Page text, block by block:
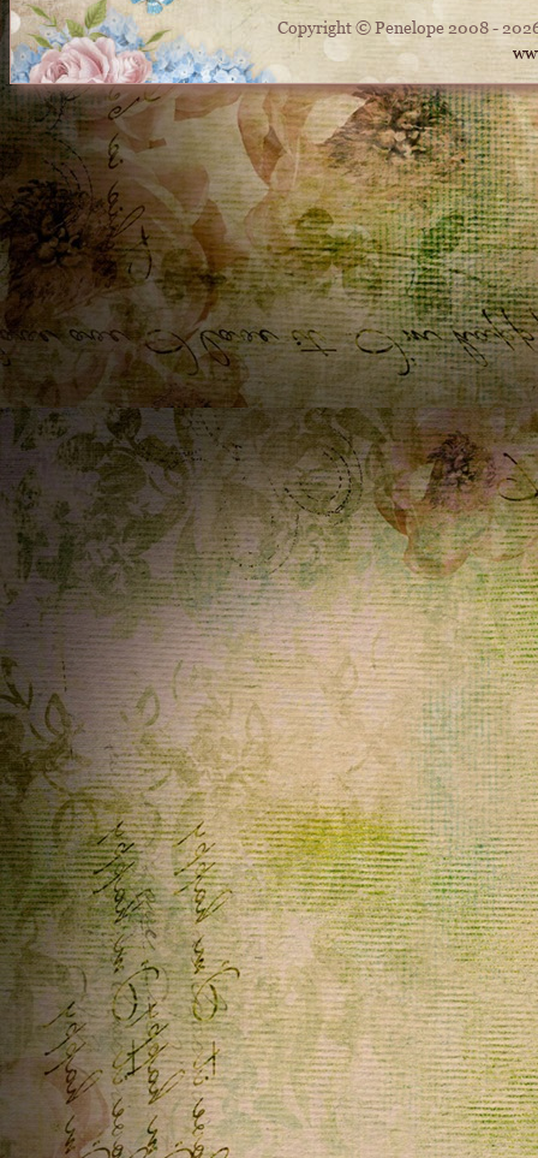
Elise ~21/05/2026 17:30:40
Riciao visto com'è brava la nostra Grazia?
ૡScritto inHome
Elise~ 21/05/2026 17:24:43
Ciaoooo carissima Penelope, grazie della visita , sempre
gentilissima!!!!E' da tanto che non aggiorno, spero di
ricominciare presto.Un abbraccione .Presto vengo a
prenderti qualcosa, con il tuo permesso.Ciauuuuuu
ૡScritto inHome
Cris~16/05/2026 18:25:16
Ciao. Ho preso una tag "help donna" l'ho messa nel mio
nuovo sito. Ti lascio un saluto, buon fine settimana!
ૡScritto inHome
DanyGraphic ~ 06/04/2026 20:14:40
Ciao Penny , grazie per il tuo consiglio, sei sempre un
punto di riferimento . Un abbraccione a te . Ti auguro una
buona serata
ૡScritto in Home
DanyGraphic~06/04/2026 13:51:58
Ciao Penny e buona Pasquetta , oggi casualmente ho dato
un occhiata alle pagine con testo scorrevole che volevo
sistemare e magicamente funziona tutto come prima ,
compreso le stelline che scendono sulle immagini .....è un
caso che tu sappia ....? io non trovo nulla a riguardo, ma
credo rimetterò le pagine online . Buonissima giornata
ૡScritto inHome
ૡPenelope♥ ~04/04/2026 17:38:15
Grazie infinite Bibi e Krault un abbraccio forte forte
Buona Pasqua a voi e a tutti gli amici del telaio
ૡScritto inHome
Krautl~04/04/2026 09:53:12
Frohe Ostern
ૡScritto inCommenti telaio...
Copyright © Penelope 2008 -